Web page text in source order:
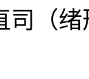
司（